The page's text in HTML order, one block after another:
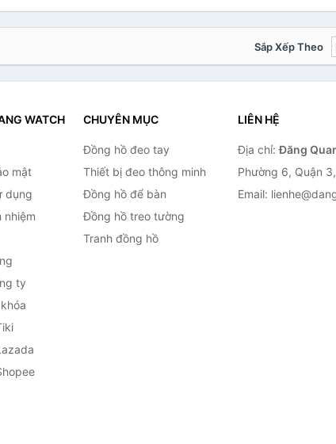
Sắp Xếp Theo
WATCH
mật
dụng
nhiệm
ty
CHUYÊN MỤC
Đồng hồ đeo tay
Thiết bị đeo thông minh
Đồng hồ để bàn
Đồng hồ treo tường
Tranh đồng hồ
LIÊN HỆ
Địa chỉ:Đăng
Phường 6, Quận
Email: